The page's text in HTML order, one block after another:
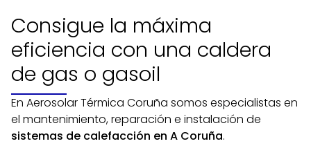
Consigue la máxima
eficiencia con una caldera
de gas o gasoil
En Aerosolar Térmica Coruña somos especialistas en
el mantenimiento, reparación e instalación de
sistemas de calefacción en A Coruña.